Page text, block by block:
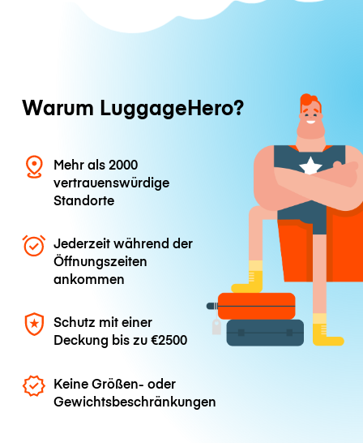
Warum LuggageHero?
Mehr als 2000
vertrauenswürdige
Standorte
Jederzeit während der
Öffnungszeiten
ankommen
Schutz mit einer
Deckung bis zu€2500
Keine Größen- oder
Gewichtsbeschränkungen